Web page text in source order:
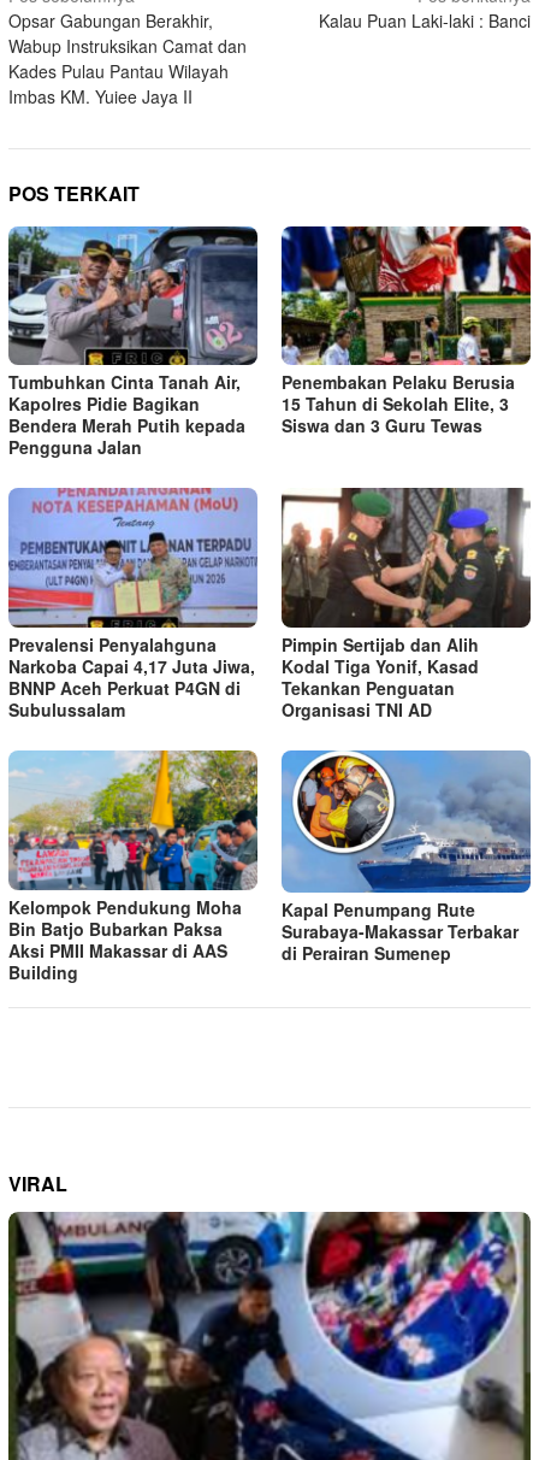
pos
Opsar Gabungan Berakhir,
Wabup Instruksikan Camat dan
Kades Pulau Pantau Wilayah
Imbas KM. Yuiee Jaya II
Kalau Puan Laki-laki : Banci
POS TERKAIT
Tumbuhkan Cinta Tanah Air,
Kapolres Pidie Bagikan
Bendera Merah Putih kepada
Pengguna Jalan ‎
Penembakan Pelaku Berusia
15 Tahun di Sekolah Elite, 3
Siswa dan 3 Guru Tewas
Prevalensi Penyalahguna
Narkoba Capai 4,17 Juta Jiwa,
BNNP Aceh Perkuat P4GN di
Subulussalam
Pimpin Sertijab dan Alih
Kodal Tiga Yonif, Kasad
Tekankan Penguatan
Organisasi TNI AD
Kelompok Pendukung Moha
Bin Batjo Bubarkan Paksa
Aksi PMII Makassar di AAS
Building
Kapal Penumpang Rute
Surabaya-Makassar Terbakar
di Perairan Sumenep
VIRAL